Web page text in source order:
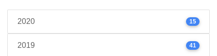
2020 15
2019 41